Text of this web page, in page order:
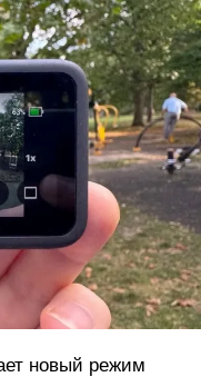
новый режим